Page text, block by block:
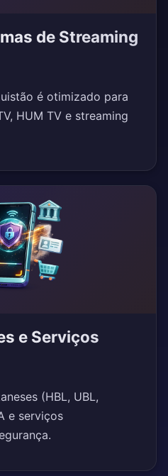
de Streaming
é otimizado para
HUM TV e streaming
e Serviços
(HBL, UBL,
e serviços